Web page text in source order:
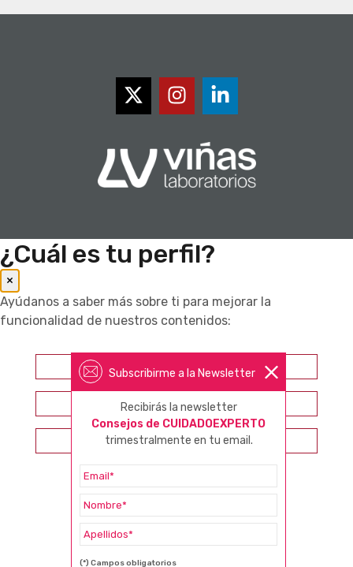
Subscribirme a la Newsletter
Recibirás la newsletter
Consejos de CUIDADOEXPERTO
trimestralmente en tu email.
(*) Campos obligatorios
¿Cuál es tu perfil?
×
Ayúdanos a saber más sobre ti para mejorar la
funcionalidad de nuestros contenidos:
Farmacéutico
Otros profesionales sanitarios
Consumidor